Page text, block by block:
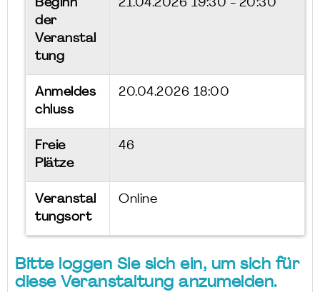
Beginn
der
Veranstal
tung
21.04.2026 19:30 - 20:30
Anmeldes
chluss
20.04.2026 18:00
Freie
Plätze
46
Veranstal
tungsort
Online
Bitte loggen Sie sich ein, um sich für
diese Veranstaltung anzumelden.